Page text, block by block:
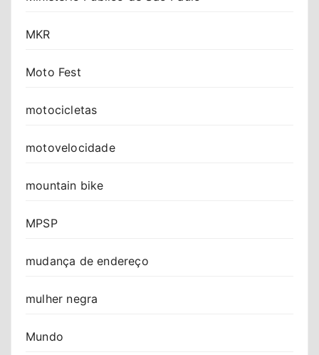
MKR
Moto Fest
motocicletas
motovelocidade
mountain bike
MPSP
mudança de endereço
mulher negra
Mundo